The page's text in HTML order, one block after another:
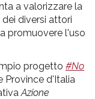
a valorizzare la
diversi attori
promuovere l'uso
progetto #No
Province d'Italia
Azione